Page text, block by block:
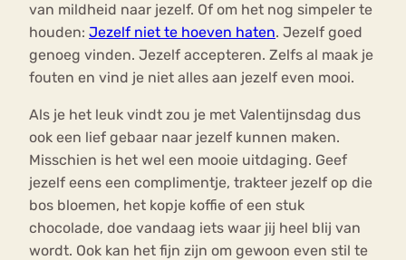
van mildheid naar jezelf. Of om het nog simpeler te
houden: Jezelf niet te hoeven haten. Jezelf goed
genoeg vinden. Jezelf accepteren. Zelfs al maak je
fouten en vind je niet alles aan jezelf even mooi.
Als je het leuk vindt zou je met Valentijnsdag dus
ook een lief gebaar naar jezelf kunnen maken.
Misschien is het wel een mooie uitdaging. Geef
jezelf eens een complimentje, trakteer jezelf op die
bos bloemen, het kopje koffie of een stuk
chocolade, doe vandaag iets waar jij heel blij van
wordt. Ook kan het fijn zijn om gewoon even stil te